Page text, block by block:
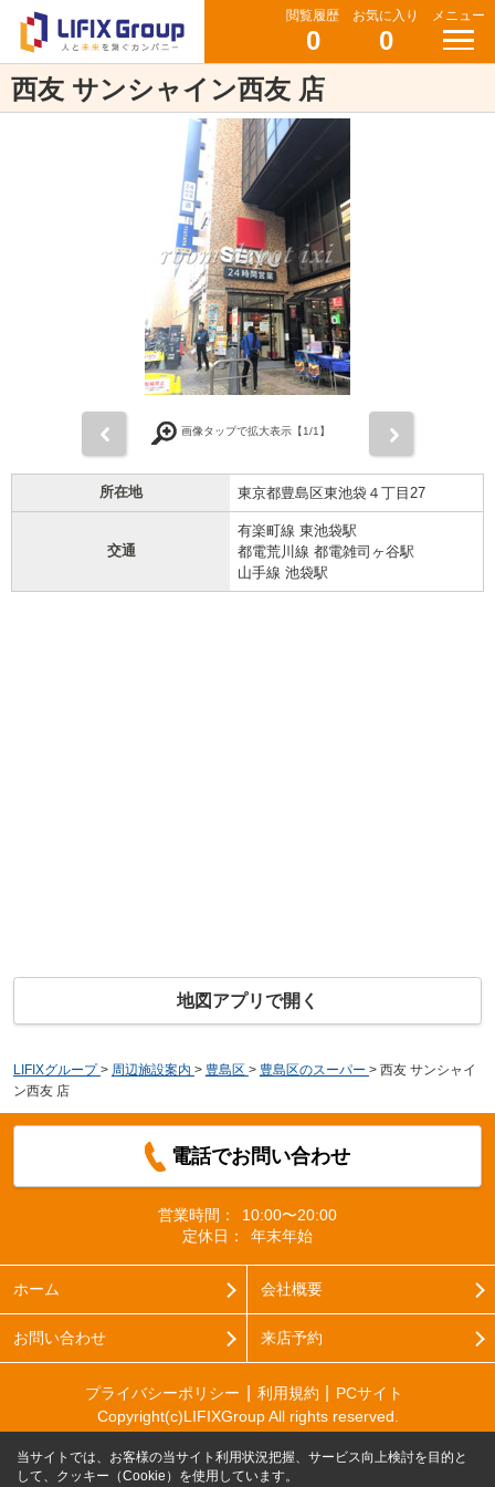
閲覧履歴
0
お気に入り
0
メニュー
西友 サンシャイン西友 店
画像タップで拡大表示【1/1】
所在地 東京都豊島区東池袋４丁目27
交通
有楽町線 東池袋駅
都電荒川線 都電雑司ヶ谷駅
山手線 池袋駅
地図アプリで開く
LIFIXグループ > 周辺施設案内 > 豊島区 > 豊島区のスーパー > 西友 サンシャイ
ン西友 店
電話でお問い合わせ
営業時間：
10:00〜20:00
定休日：
年末年始
ホーム 会社概要
お問い合わせ 来店予約
プライバシーポリシー 利用規約
PCサイト
Copyright(c)LIFIXGroup All rights reserved.
当サイトでは、お客様の当サイト利用状況把握、サービス向上検討を目的と
して、クッキー（Cookie）を使用しています。